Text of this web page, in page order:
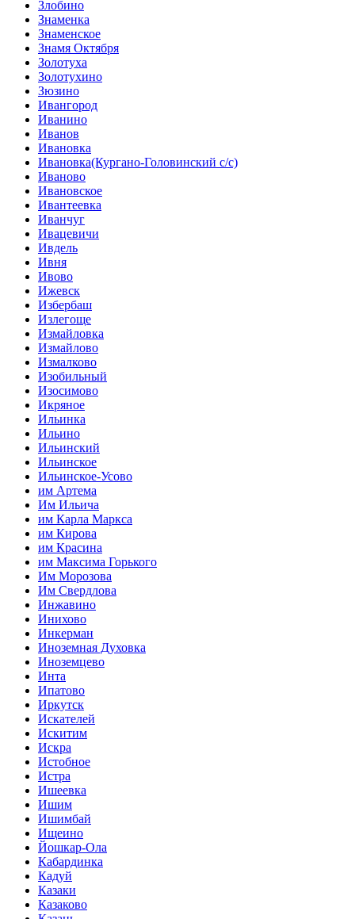
Злобино
Знаменка
Знаменское
Знамя Октября
Золотуха
Золотухино
Зюзино
Ивангород
Иванино
Иванов
Ивановка
Ивановка(Кургано-Головинский с/с)
Иваново
Ивановское
Ивантеевка
Иванчуг
Ивацевичи
Ивдель
Ивня
Ивово
Ижевск
Избербаш
Излегоще
Измайловка
Измайлово
Измалково
Изобильный
Изосимово
Икряное
Ильинка
Ильино
Ильинский
Ильинское
Ильинское-Усово
им Артема
Им Ильича
им Карла Маркса
им Кирова
им Красина
им Максима Горького
Им Морозова
Им Свердлова
Инжавино
Инихово
Инкерман
Иноземная Духовка
Иноземцево
Инта
Ипатово
Иркутск
Искателей
Искитим
Искра
Истобное
Истра
Ишеевка
Ишим
Ишимбай
Ищеино
Йошкар-Ола
Кабардинка
Кадуй
Казаки
Казаково